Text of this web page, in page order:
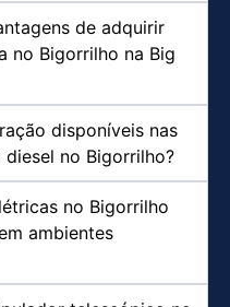
de adquirir
no Bigorrilho na Big
disponíveis nas
no Bigorrilho?
no Bigorrilho
ambientes